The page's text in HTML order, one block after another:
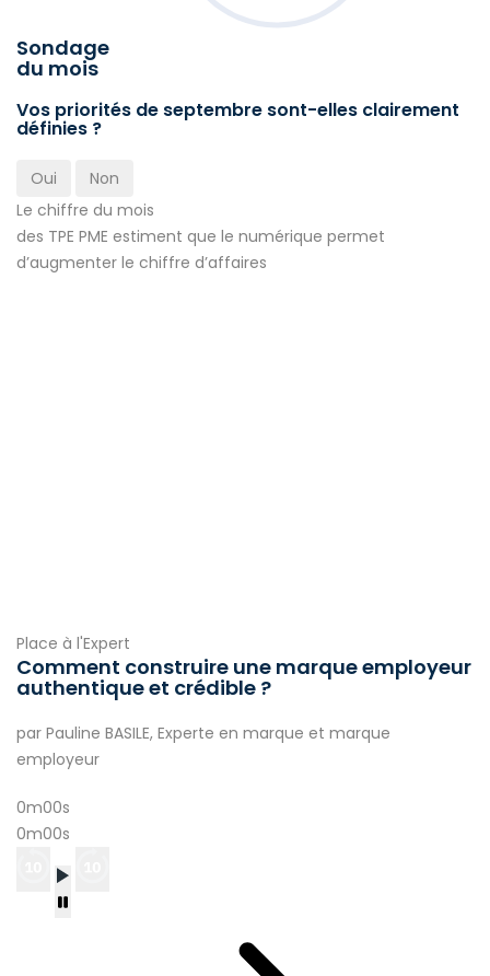
Sondage
du mois
Vos priorités de septembre sont-elles clairement
définies ?
Oui
Non
Le chiffre du mois
des TPE PME estiment que le numérique permet
d’augmenter le chiffre d’affaires
Place à l'Expert
Comment construire une marque employeur
authentique et crédible ?
par Pauline BASILE, Experte en marque et marque
employeur
0m00s
0m00s